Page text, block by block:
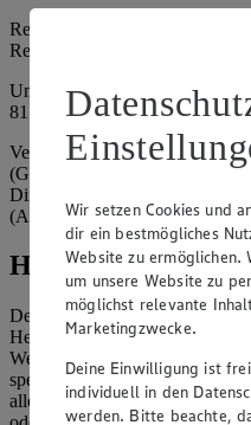
Registergericht: Amtsgericht
Registernummer: HRA 3325
Umsatzsteuer-
815764015
Vertretungsberechtigte:
(Gesellschafter), Claus
Dirk Eßmann
(Aufsichtsratsvorsitzender)
Hinweise
Der Inhalt dieser Website ist
Herausgeber gewährt Ihnen
Website bereitgestellten Text
speichern und zu
allerdings die Speicherung und
Wir setzen Cookies und
dir ein bestmögliches
Website zu ermöglichen.
um unsere Website zu
möglichst relevante
Marketingzwecke.
Deine Einwilligung ist
individuell in den
werden. Bitte beachte,